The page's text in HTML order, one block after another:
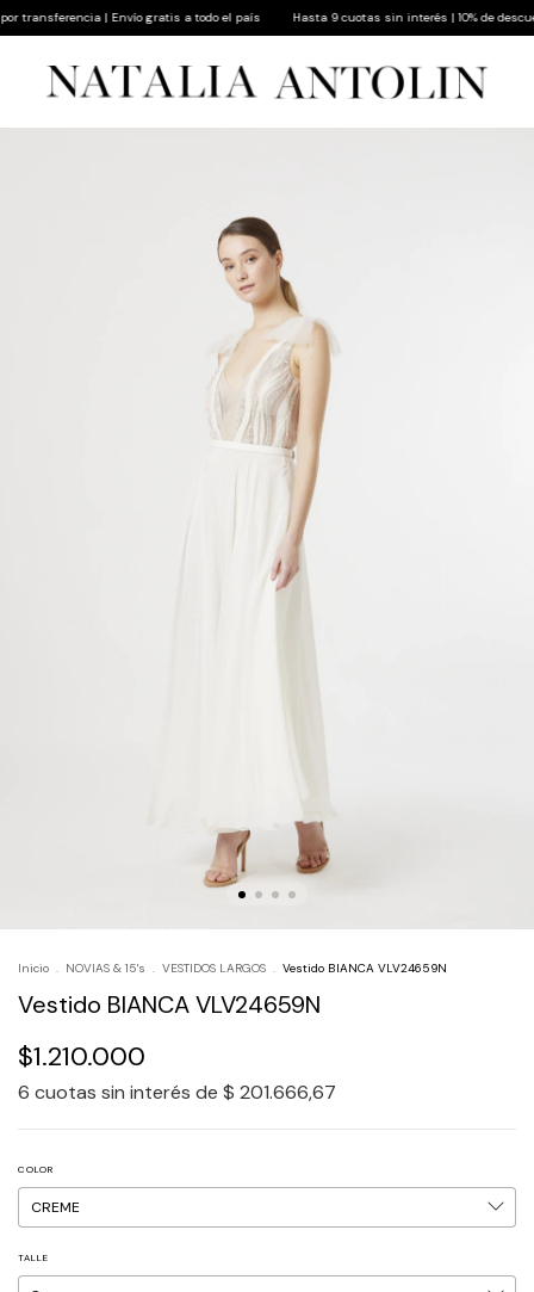
| Envío gratis a todo el país Hasta 9 cuotas sin interés | 10% de
Inicio . NOVIAS & 15's . VESTIDOS LARGOS . Vestido BIANCA VLV24659N
Vestido BIANCA VLV24659N
$1.210.000
6 cuotas sin interés de $ 201.666,67
COLOR
TALLE